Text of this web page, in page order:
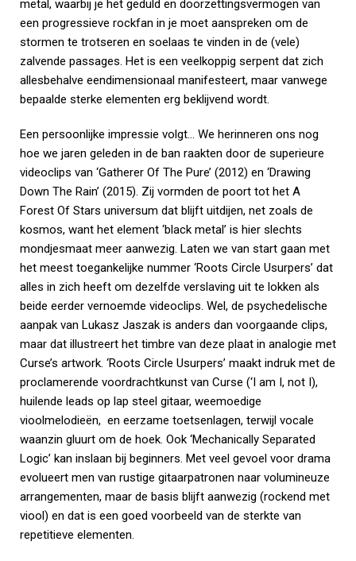
metal, waarbij je het geduld en doorzettingsvermogen van
een progressieve rockfan in je moet aanspreken om de
stormen te trotseren en soelaas te vinden in de (vele)
zalvende passages. Het is een veelkoppig serpent dat zich
allesbehalve eendimensionaal manifesteert, maar vanwege
bepaalde sterke elementen erg beklijvend wordt.
Een persoonlijke impressie volgt… We herinneren ons nog
hoe we jaren geleden in de ban raakten door de superieure
videoclips van ‘Gatherer Of The Pure’ (2012) en ‘Drawing
Down The Rain’ (2015). Zij vormden de poort tot het A
Forest Of Stars universum dat blijft uitdijen, net zoals de
kosmos, want het element ‘black metal’ is hier slechts
mondjesmaat meer aanwezig. Laten we van start gaan met
het meest toegankelijke nummer ‘Roots Circle Usurpers’ dat
alles in zich heeft om dezelfde verslaving uit te lokken als
beide eerder vernoemde videoclips. Wel, de psychedelische
aanpak van Lukasz Jaszak is anders dan voorgaande clips,
maar dat illustreert het timbre van deze plaat in analogie met
Curse’s artwork. ‘Roots Circle Usurpers’ maakt indruk met de
proclamerende voordrachtkunst van Curse (‘I am I, not I),
huilende leads op lap steel gitaar, weemoedige
vioolmelodieën, en eerzame toetsenlagen, terwijl vocale
waanzin gluurt om de hoek. Ook ‘Mechanically Separated
Logic’ kan inslaan bij beginners. Met veel gevoel voor drama
evolueert men van rustige gitaarpatronen naar volumineuze
arrangementen, maar de basis blijft aanwezig (rockend met
viool) en dat is een goed voorbeeld van de sterkte van
repetitieve elementen.